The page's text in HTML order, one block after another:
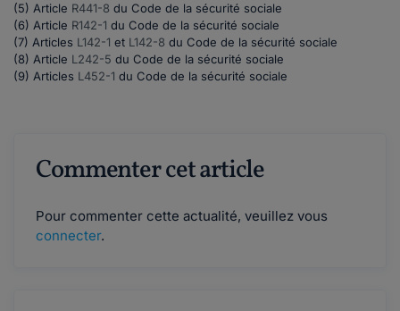
(5) Article R441-8 du Code de la sécurité sociale
(6) Article R142-1 du Code de la sécurité sociale
(7) Articles L142-1 et L142-8 du Code de la sécurité sociale
(8) Article L242-5 du Code de la sécurité sociale
(9) Articles L452-1 du Code de la sécurité sociale
Commenter cet article
Pour commenter cette actualité, veuillez vous
connecter.